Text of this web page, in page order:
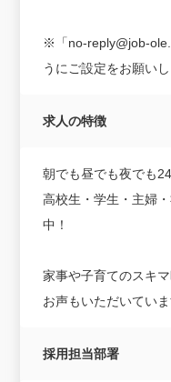
※「no-reply@job-
うにご設定をお願いし
求人の特徴
朝でも昼でも夜でも
高校生・学生・主婦
中！
家事や子育てのスキ
お声もいただいていま
採用担当部署